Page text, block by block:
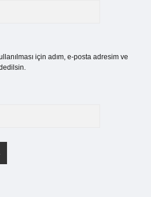
için adım, e-posta adresim ve